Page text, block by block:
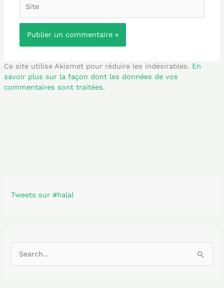
Ce site utilise Akismet pour réduire les indésirables. En
savoir plus sur la façon dont les données de vos
commentaires sont traitées.
Tweets sur #halal